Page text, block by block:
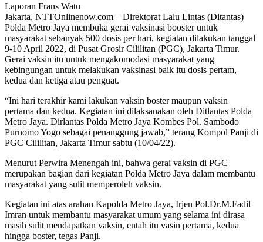
Laporan Frans Watu
Jakarta, NTTOnlinenow.com – Direktorat Lalu Lintas (Ditantas)
Polda Metro Jaya membuka gerai vaksinasi booster untuk
masyarakat sebanyak 500 dosis per hari, kegiatan dilakukan tanggal
9-10 April 2022, di Pusat Grosir Cililitan (PGC), Jakarta Timur.
Gerai vaksin itu untuk mengakomodasi masyarakat yang
kebingungan untuk melakukan vaksinasi baik itu dosis pertam,
kedua dan ketiga atau penguat.
“Ini hari terakhir kami lakukan vaksin boster maupun vaksin
pertama dan kedua. Kegiatan ini dilaksanakan oleh Ditlantas Polda
Metro Jaya. Dirlantas Polda Metro Jaya Kombes Pol. Sambodo
Purnomo Yogo sebagai penanggung jawab,” terang Kompol Panji di
PGC Cililitan, Jakarta Timur sabtu (10/04/22).
Menurut Perwira Menengah ini, bahwa gerai vaksin di PGC
merupakan bagian dari kegiatan Polda Metro Jaya dalam membantu
masyarakat yang sulit memperoleh vaksin.
Kegiatan ini atas arahan Kapolda Metro Jaya, Irjen Pol.Dr.M.Fadil
Imran untuk membantu masyarakat umum yang selama ini dirasa
masih sulit mendapatkan vaksin, entah itu vasin pertama, kedua
hingga boster, tegas Panji.